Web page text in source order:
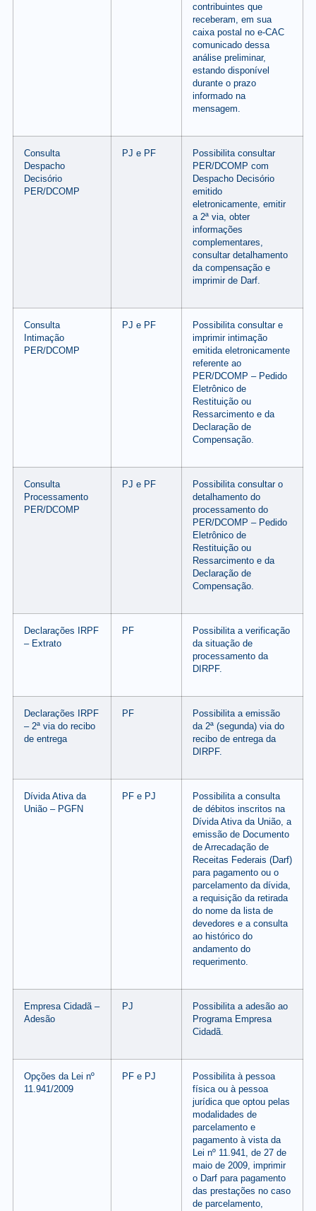
contribuintes que
receberam, em sua
caixa postal no e-CAC
comunicado dessa
análise preliminar,
estando disponível
durante o prazo
informado na
mensagem.
Consulta
Despacho
Decisório
PER/DCOMP
PJ e PF
Possibilita consultar
PER/DCOMP com
Despacho Decisório
emitido
eletronicamente, emitir
a 2ª via, obter
informações
complementares,
consultar detalhamento
da compensação e
imprimir de Darf.
Consulta
Intimação
PER/DCOMP
PJ e PF
Possibilita consultar e
imprimir intimação
emitida eletronicamente
referente ao
PER/DCOMP – Pedido
Eletrônico de
Restituição ou
Ressarcimento e da
Declaração de
Compensação.
Consulta
Processamento
PER/DCOMP
PJ e PF
Possibilita consultar o
detalhamento do
processamento do
PER/DCOMP – Pedido
Eletrônico de
Restituição ou
Ressarcimento e da
Declaração de
Compensação.
Declarações IRPF
– Extrato
PF
Possibilita a verificação
da situação de
processamento da
DIRPF.
Declarações IRPF
– 2ª via do recibo
de entrega
PF
Possibilita a emissão
da 2ª (segunda) via do
recibo de entrega da
DIRPF.
Dívida Ativa da
União – PGFN
PF e PJ
Possibilita a consulta
de débitos inscritos na
Dívida Ativa da União, a
emissão de Documento
de Arrecadação de
Receitas Federais (Darf)
para pagamento ou o
parcelamento da dívida,
a requisição da retirada
do nome da lista de
devedores e a consulta
ao histórico do
andamento do
requerimento.
Empresa Cidadã –
Adesão
PJ
Possibilita a adesão ao
Programa Empresa
Cidadã.
Opções da Lei nº
11.941/2009
PF e PJ
Possibilita à pessoa
física ou à pessoa
jurídica que optou pelas
modalidades de
parcelamento e
pagamento à vista da
Lei nº 11.941, de 27 de
maio de 2009, imprimir
o Darf para pagamento
das prestações no caso
de parcelamento,